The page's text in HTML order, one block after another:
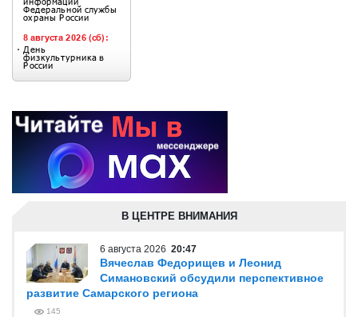
В ЦЕНТРЕ ВНИМАНИЯ
6 августа 2026 20:47
Вячеслав Федорищев и Леонид
Симановский обсудили перспективное
развитие Самарского региона
145